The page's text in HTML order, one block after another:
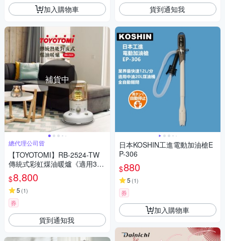
加入購物車
補貨中
總代理公司貨
【TOYOTOMI】RB-2524-TW
傳統式彩虹煤油暖爐《適用3-5
坪》
$8,800
5 (1)
券
貨到通知我
貨到通知我
日本KOSHIN工進電動加油槍E
P-306
$880
5 (1)
券
加入購物車